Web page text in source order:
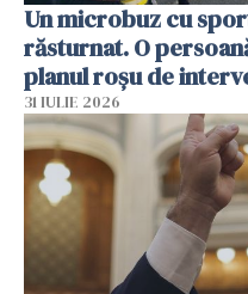
Un microbuz cu
răsturnat. O
planul roșu de
31 IULIE 2026